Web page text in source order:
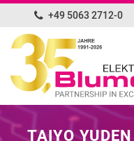
+49 5063 2712-0
TAIYO
Produktübersicht
Portfolio